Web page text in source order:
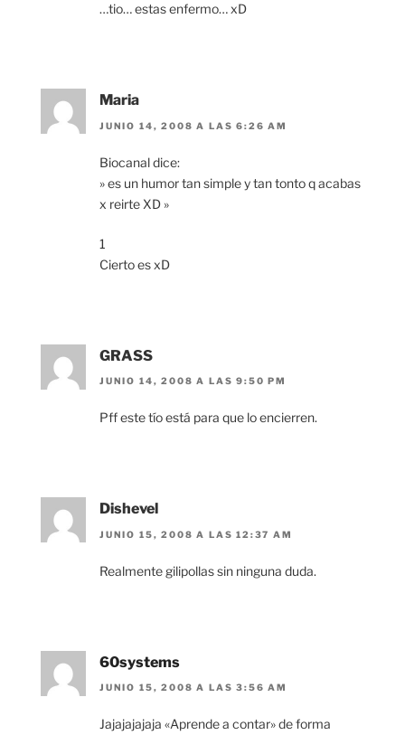
…tio… estas enfermo… xD
Maria
JUNIO 14, 2008 A LAS 6:26 AM
Biocanal dice:
» es un humor tan simple y tan tonto q acabas
x reirte XD »
1
Cierto es xD
GRASS
JUNIO 14, 2008 A LAS 9:50 PM
Pff este tío está para que lo encierren.
Dishevel
JUNIO 15, 2008 A LAS 12:37 AM
Realmente gilipollas sin ninguna duda.
60systems
JUNIO 15, 2008 A LAS 3:56 AM
Jajajajajaja «Aprende a contar» de forma